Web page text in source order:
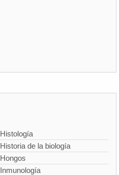
Histología
Historia de la biología
Hongos
Inmunología